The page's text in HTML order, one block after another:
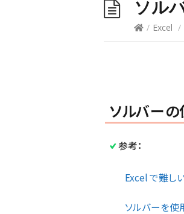
ソル
/ Excel /
ソルバー
参考：
Excel で難し
ソルバーを